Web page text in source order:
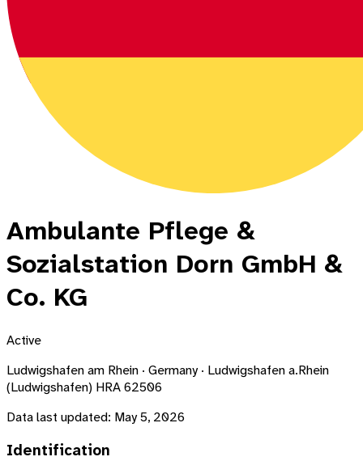
Ambulante Pflege &
Sozialstation Dorn GmbH &
Co. KG
Active
Ludwigshafen am Rhein · Germany · Ludwigshafen a.Rhein
(Ludwigshafen) HRA 62506
Data last updated: May 5, 2026
Identification